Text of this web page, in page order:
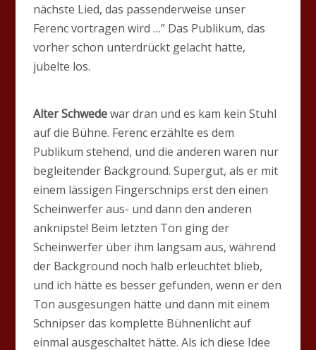
nächste Lied, das passenderweise unser
Ferenc vortragen wird …” Das Publikum, das
vorher schon unterdrückt gelacht hatte,
jubelte los.
Alter Schwedewar dran und es kam kein Stuhl
auf die Bühne. Ferenc erzählte es dem
Publikum stehend, und die anderen waren nur
begleitender Background. Supergut, als er mit
einem lässigen Fingerschnips erst den einen
Scheinwerfer aus- und dann den anderen
anknipste! Beim letzten Ton ging der
Scheinwerfer über ihm langsam aus, während
der Background noch halb erleuchtet blieb,
und ich hätte es besser gefunden, wenn er den
Ton ausgesungen hätte und dann mit einem
Schnipser das komplette Bühnenlicht auf
einmal ausgeschaltet hätte. Als ich diese Idee